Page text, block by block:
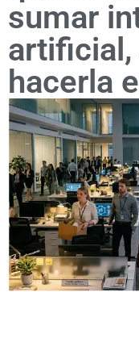
sumar
hacerla